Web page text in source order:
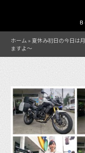
ホーム » 夏休み初日の今日は
ますよ〜